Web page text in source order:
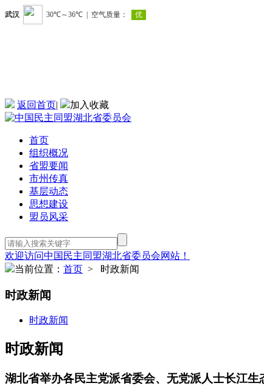
返回首页| 加入收藏
首页
组织概况
省盟要闻
市州传真
基层动态
思想建设
盟员风采
欢迎访问中国民主同盟湖北省委员会网站！
当前位置： 首页 > 时政新闻
时政新闻
时政新闻
时政新闻
湖北省举办各民主党派省委会、无党派人士长江